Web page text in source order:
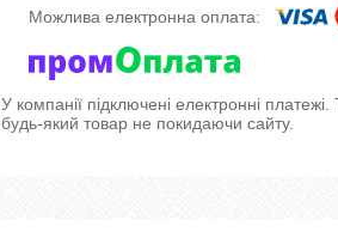
У компанії підключені електронні
будь-який товар не покидаючи сайту.